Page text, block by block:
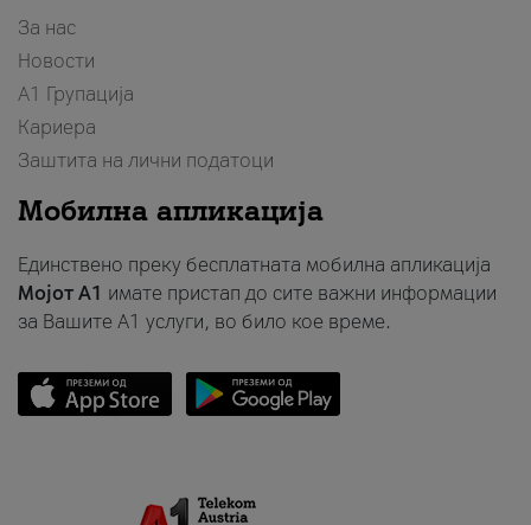
За нас
Новости
А1 Групација
Кариера
Заштита на лични податоци
Мобилна апликација
Единствено преку бесплатната мобилна апликација
Мојот A1 имате пристап до сите важни информации
за Вашите A1 услуги, во било кое време.